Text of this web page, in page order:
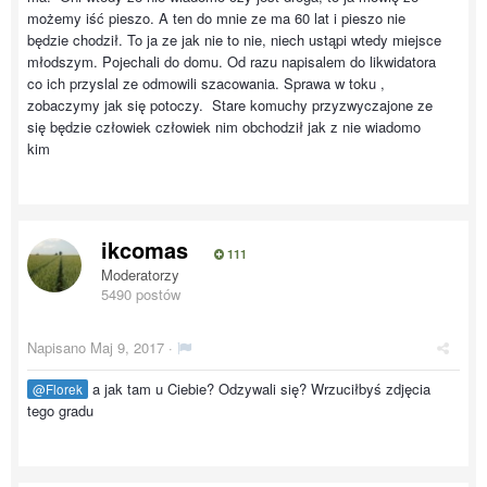
możemy iść pieszo. A ten do mnie ze ma 60 lat i pieszo nie
będzie chodził. To ja ze jak nie to nie, niech ustąpi wtedy miejsce
młodszym. Pojechali do domu. Od razu napisalem do likwidatora
co ich przyslal ze odmowili szacowania. Sprawa w toku ,
zobaczymy jak się potoczy. Stare komuchy przyzwyczajone ze
się będzie człowiek człowiek nim obchodził jak z nie wiadomo
kim
ikcomas 111
Moderatorzy
5490 postów
Napisano Maj 9, 2017 ·
@Florek a jak tam u Ciebie? Odzywali się? Wrzuciłbyś zdjęcia
tego gradu